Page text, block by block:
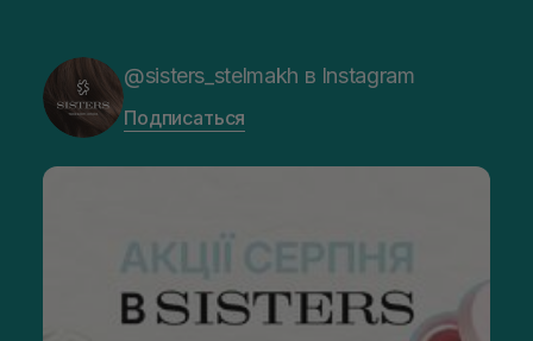
@sisters_stelmakh в Instagram
Подписаться